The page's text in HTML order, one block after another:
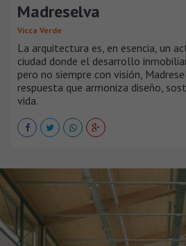
Madreselva
Vicca Verde
La arquitectura es, en esencia, un
ciudad donde el desarrollo
pero no siempre con visión,
respuesta que armoniza diseño,
vida.